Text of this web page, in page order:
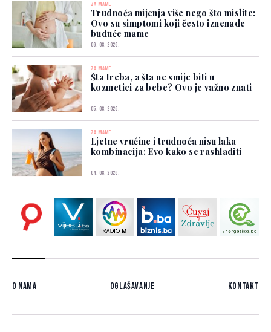
ZA MAME
Trudnoća mijenja više nego što mislite:
Ovo su simptomi koji često iznenade
buduće mame
06. 08. 2026.
ZA MAME
Šta treba, a šta ne smije biti u
kozmetici za bebe? Ovo je važno znati
05. 08. 2026.
ZA MAME
Ljetne vrućine i trudnoća nisu laka
kombinacija: Evo kako se rashladiti
04. 08. 2026.
O nama Oglašavanje Kontakt